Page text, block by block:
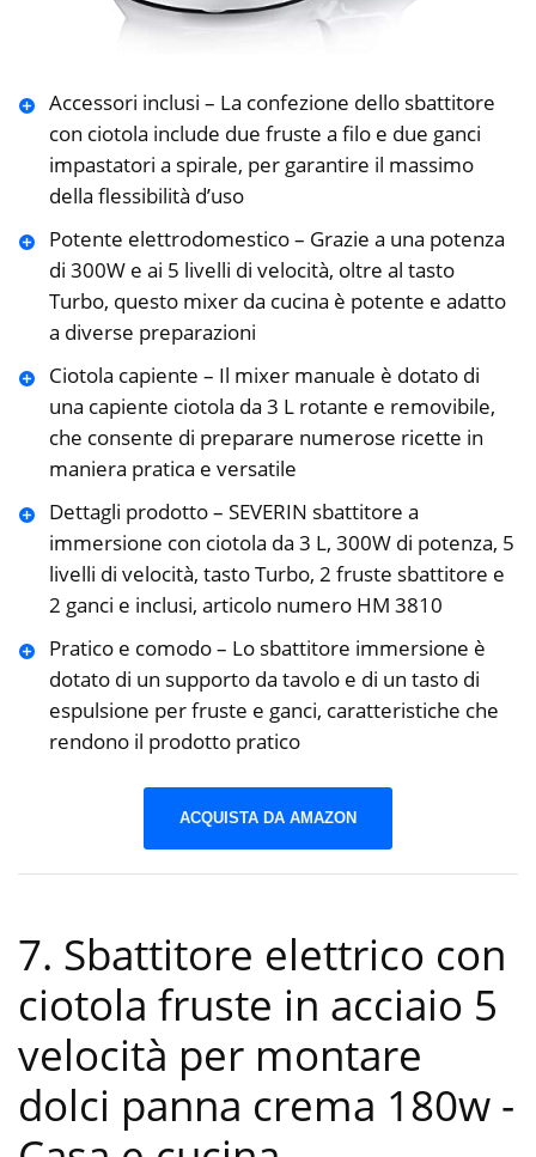
Accessori inclusi – La confezione dello sbattitore
con ciotola include due fruste a filo e due ganci
impastatori a spirale, per garantire il massimo
della flessibilità d’uso
Potente elettrodomestico – Grazie a una potenza
di 300W e ai 5 livelli di velocità, oltre al tasto
Turbo, questo mixer da cucina è potente e adatto
a diverse preparazioni
Ciotola capiente – Il mixer manuale è dotato di
una capiente ciotola da 3 L rotante e removibile,
che consente di preparare numerose ricette in
maniera pratica e versatile
Dettagli prodotto – SEVERIN sbattitore a
immersione con ciotola da 3 L, 300W di potenza, 5
livelli di velocità, tasto Turbo, 2 fruste sbattitore e
2 ganci e inclusi, articolo numero HM 3810
Pratico e comodo – Lo sbattitore immersione è
dotato di un supporto da tavolo e di un tasto di
espulsione per fruste e ganci, caratteristiche che
rendono il prodotto pratico
ACQUISTA DA AMAZON
7. Sbattitore elettrico con
ciotola fruste in acciaio 5
velocità per montare
dolci panna crema 180w -